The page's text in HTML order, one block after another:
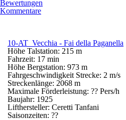
Bewertungen
Kommentare
10-AT Vecchia - Fai della Paganella
Höhe Talstation: 215 m
Fahrzeit: 17 min
Höhe Bergstation: 973 m
Fahrgeschwindigkeit Strecke: 2 m/s
Streckenlänge: 2068 m
Maximale Förderleistung: ?? Pers/h
Baujahr: 1925
Lifthersteller: Ceretti Tanfani
Saisonzeiten: ??